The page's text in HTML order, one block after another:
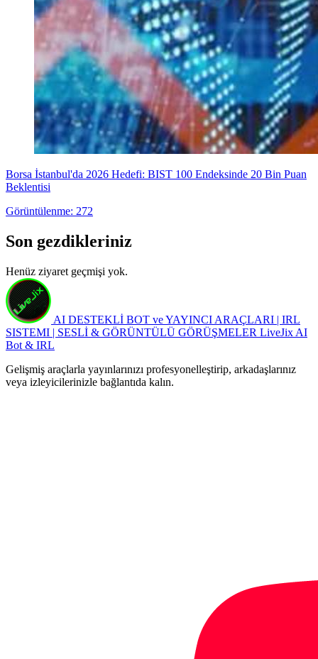
Borsa İstanbul'da 2026 Hedefi: BIST 100 Endeksinde 20 Bin Puan
Beklentisi
Görüntülenme: 272
Son gezdikleriniz
Henüz ziyaret geçmişi yok.
AI DESTEKLİ BOT ve YAYINCI ARAÇLARI | IRL
SISTEMI | SESLİ & GÖRÜNTÜLÜ GÖRÜŞMELER LiveJix AI
Bot & IRL
Gelişmiş araçlarla yayınlarınızı profesyonelleştirip, arkadaşlarınız
veya izleyicilerinizle bağlantıda kalın.